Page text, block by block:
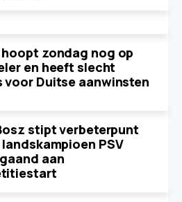
zondag nog op
en heeft slecht
voor Duitse aanwinsten
stipt verbeterpunt
PSV
aan